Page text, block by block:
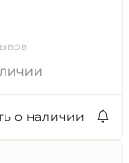
о наличии